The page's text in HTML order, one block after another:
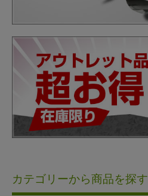
カテゴリーから商品を探す